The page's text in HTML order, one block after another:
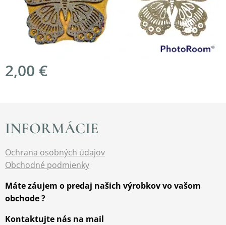
2,00 €
INFORMÁCIE
Ochrana osobných údajov
Obchodné podmienky
Máte záujem o predaj našich výrobkov vo vašom
obchode ?
Kontaktujte nás na mail